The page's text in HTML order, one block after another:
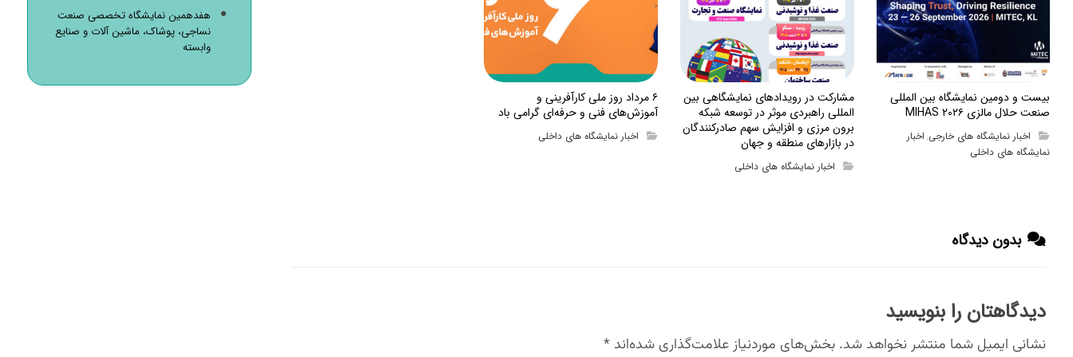
بیست و دومین نمایشگاه بین المللی
صنعت حلال مالزی MIHAS ۲۰۲۶
اخبار نمایشگاه های خارجی, اخبار
نمایشگاه های داخلی
مشارکت در رویدادهای نمایشگاهی بین
المللی راهبردی موثر در توسعه شبکه
برون مرزی و افزایش سهم صادرکنندگان
در بازارهای منطقه و جهان
اخبار نمایشگاه های داخلی
۶ مرداد روز ملی کارآفرینی و
آموزش‌های فنی و حرفه‌ای گرامی باد
اخبار نمایشگاه های داخلی
بدون دیدگاه
دیدگاهتان را بنویسید
نشانی ایمیل شما منتشر نخواهد شد. بخش‌های موردنیاز علامت‌گذاری شده‌اند *
هفدهمین نمایشگاه تخصصی صنعت
نساجی، پوشاک، ماشین آلات و صنایع
وابسته